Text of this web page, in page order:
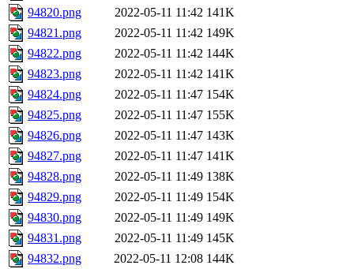
94820.png
2022-05-11 11:42 141K
94821.png
2022-05-11 11:42 149K
94822.png
2022-05-11 11:42 144K
94823.png
2022-05-11 11:42 141K
94824.png
2022-05-11 11:47 154K
94825.png
2022-05-11 11:47 155K
94826.png
2022-05-11 11:47 143K
94827.png
2022-05-11 11:47 141K
94828.png
2022-05-11 11:49 138K
94829.png
2022-05-11 11:49 154K
94830.png
2022-05-11 11:49 149K
94831.png
2022-05-11 11:49 145K
94832.png
2022-05-11 12:08 144K